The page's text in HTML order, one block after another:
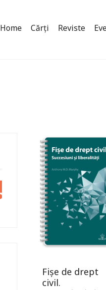
Home Cărți Reviste
Fișe de drept
civil.